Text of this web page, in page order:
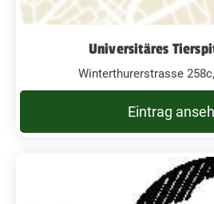
Universitäres
Winterthurerstrasse
Eintrag